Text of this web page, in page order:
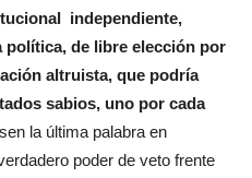
independiente,
de libre elección por
altruista, que podría
sabios, uno por cada
la última palabra en
poder de veto frente